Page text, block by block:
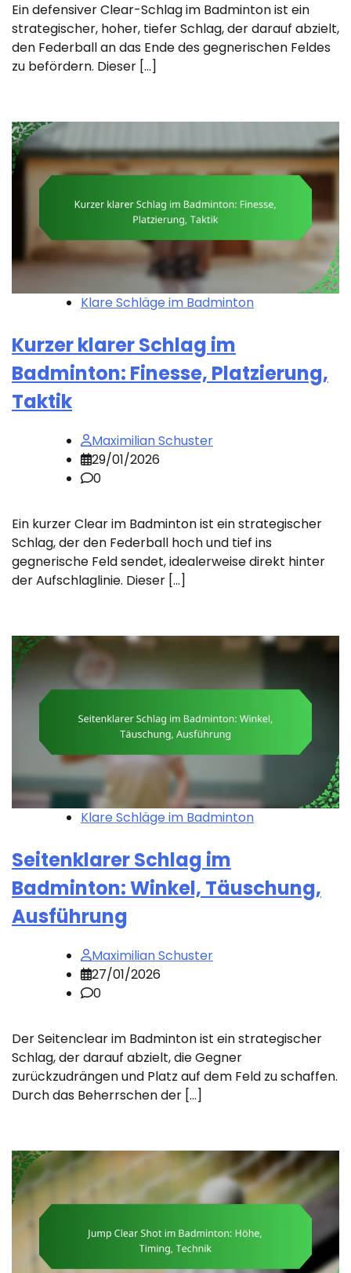
Ein defensiver Clear-Schlag im Badminton ist ein
strategischer, hoher, tiefer Schlag, der darauf abzielt,
den Federball an das Ende des gegnerischen Feldes
zu befördern. Dieser […]
Klare Schläge im Badminton
Kurzer klarer Schlag im
Badminton: Finesse, Platzierung,
Taktik
Maximilian Schuster
29/01/2026
0
Ein kurzer Clear im Badminton ist ein strategischer
Schlag, der den Federball hoch und tief ins
gegnerische Feld sendet, idealerweise direkt hinter
der Aufschlaglinie. Dieser […]
Klare Schläge im Badminton
Seitenklarer Schlag im
Badminton: Winkel, Täuschung,
Ausführung
Maximilian Schuster
27/01/2026
0
Der Seitenclear im Badminton ist ein strategischer
Schlag, der darauf abzielt, die Gegner
zurückzudrängen und Platz auf dem Feld zu schaffen.
Durch das Beherrschen der […]